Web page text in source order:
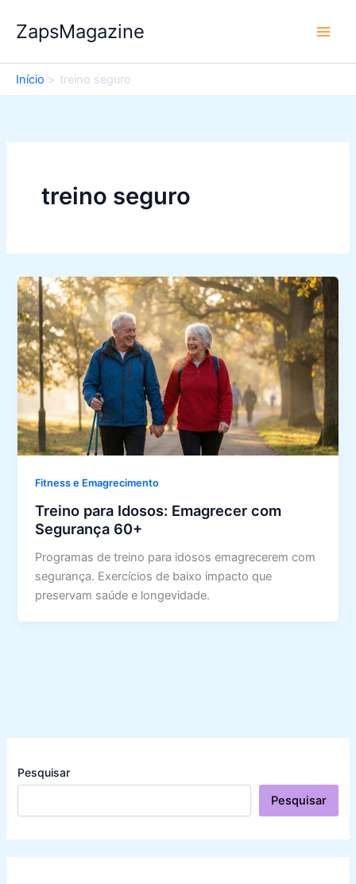
para
conteúdo
ZapsMagazine
Início treino seguro
treino seguro
Fitness e Emagrecimento
Treino para Idosos: Emagrecer com
Segurança 60+
Programas de treino para idosos emagrecerem com
segurança. Exercícios de baixo impacto que
preservam saúde e longevidade.
Pesquisar
Pesquisar